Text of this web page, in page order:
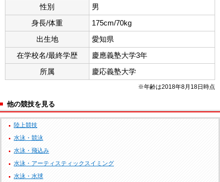
性別
男
身長/体重
175cm/70kg
出生地
愛知県
在学校名/最終学歴
慶應義塾大学3年
所属
慶応義塾大学
※年齢は2018年8月18日時点
他の競技を見る
陸上競技
水泳・競泳
水泳・飛込み
水泳・アーティスティックスイミング
水泳・水球